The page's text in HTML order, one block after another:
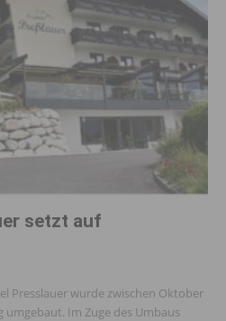
setzt auf
Presslauer wurde zwischen Oktober
umgebaut. Im Zuge des Umbaus